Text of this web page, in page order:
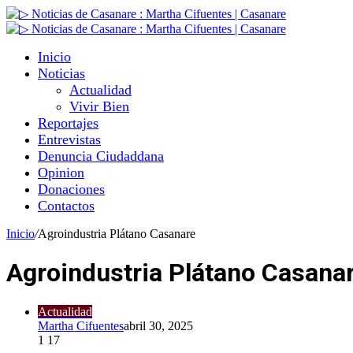
Inicio
Noticias
Actualidad
Vivir Bien
Reportajes
Entrevistas
Denuncia Ciudaddana
Opinion
Donaciones
Contactos
Inicio/Agroindustria Plátano Casanare
Agroindustria Plátano
Actualidad
Martha Cifuentesabril 30, 2025
1 17